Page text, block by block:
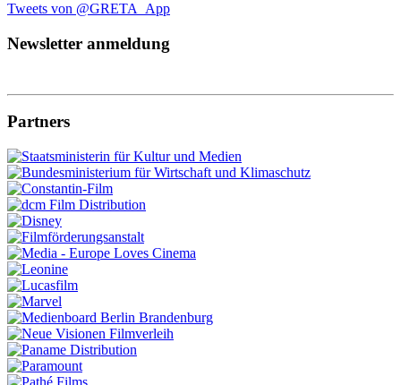
Tweets von @GRETA_App
Newsletter anmeldung
Partners